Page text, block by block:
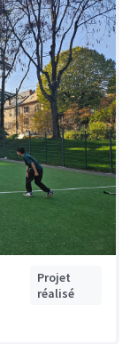
Projet
réalisé